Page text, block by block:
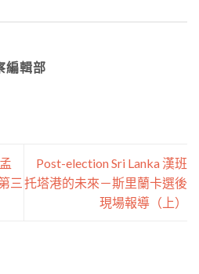
編輯部
三
Post-election Sri Lanka 漢班
托塔港的未來－斯里蘭卡選後
現場報導（上）